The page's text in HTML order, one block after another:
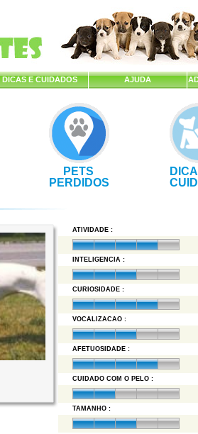
DICAS E CUIDADOS AJUDA
PETS
PERDIDOS
ATIVIDADE :
INTELIGENCIA :
CURIOSIDADE :
VOCALIZACAO :
AFETUOSIDADE :
CUIDADO COM O PELO :
TAMANHO :